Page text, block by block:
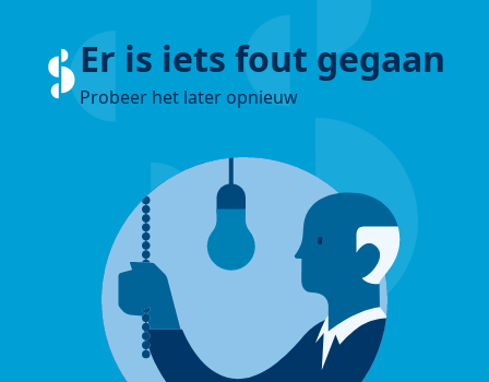
Er is iets fout gegaan
Probeer het later opnieuw